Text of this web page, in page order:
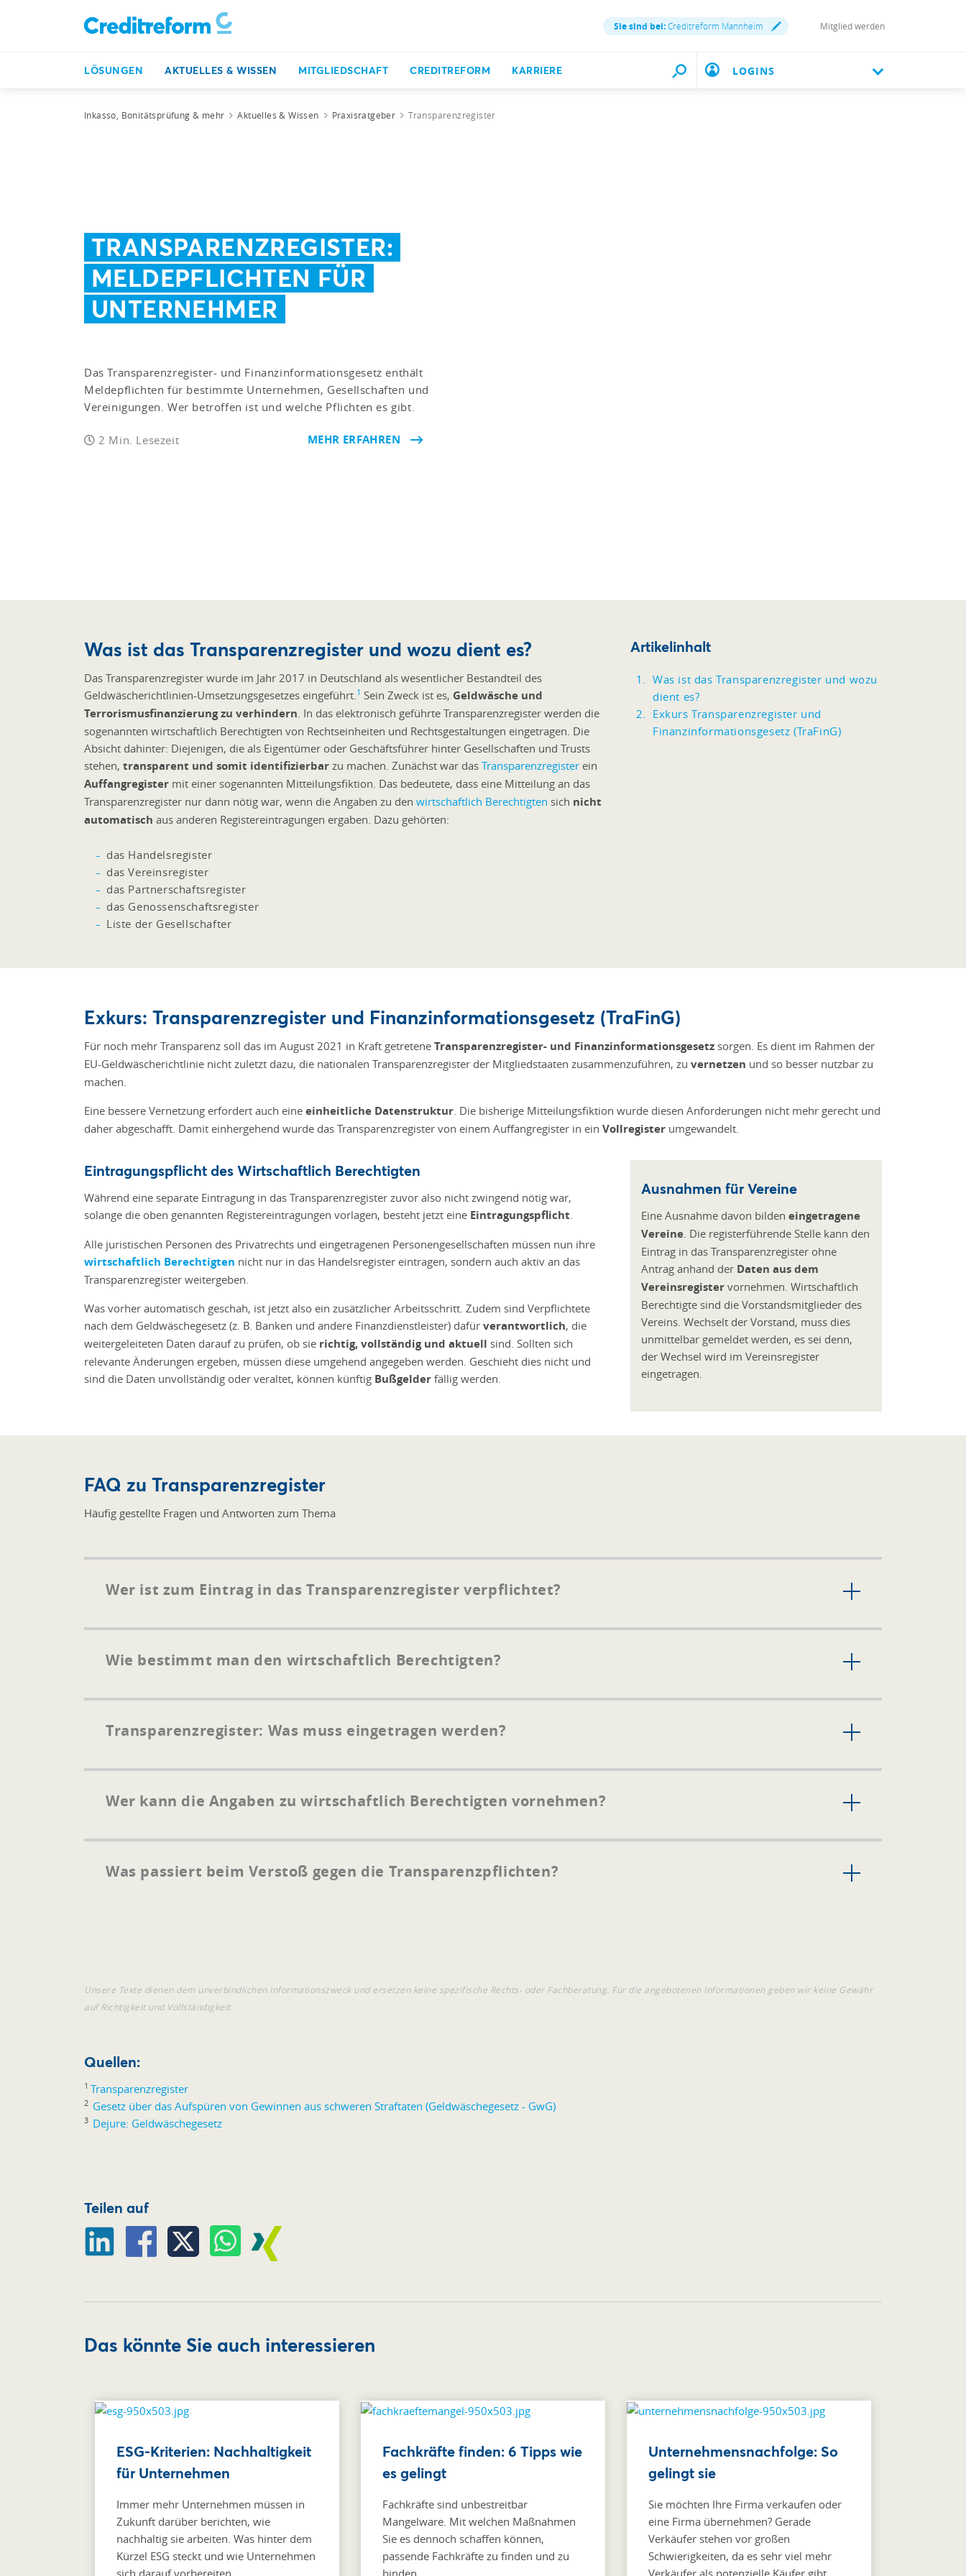
Sie sind bei:Creditreform Mannheim Mitglied werden
LÖSUNGEN AKTUELLES & WISSEN MITGLIEDSCHAFT CREDITREFORM KARRIERE LOGINS
Inkasso, Bonitätsprüfung & mehr Aktuelles & Wissen Praxisratgeber Transparenzregister
TRANSPARENZREGISTER:
MELDEPFLICHTEN FÜR
UNTERNEHMER
Das Transparenzregister- und Finanzinformationsgesetz enthält
Meldepflichten für bestimmte Unternehmen, Gesellschaften und
Vereinigungen. Wer betroffen ist und welche Pflichten es gibt.
2 Min. Lesezeit MEHR ERFAHREN
Was ist das Transparenzregister und wozu dient es?
Das Transparenzregister wurde im Jahr 2017 in Deutschland als wesentlicher Bestandteil des
Geldwäscherichtlinien-Umsetzungsgesetzes eingeführt.1 Sein Zweck ist es, Geldwäsche und
Terrorismusfinanzierung zu verhindern. In das elektronisch geführte Transparenzregister werden die
sogenannten wirtschaftlich Berechtigten von Rechtseinheiten und Rechtsgestaltungen eingetragen. Die
Absicht dahinter: Diejenigen, die als Eigentümer oder Geschäftsführer hinter Gesellschaften und Trusts
stehen, transparent und somit identifizierbar zu machen. Zunächst war das Transparenzregister ein
Auffangregister mit einer sogenannten Mitteilungsfiktion. Das bedeutete, dass eine Mitteilung an das
Transparenzregister nur dann nötig war, wenn die Angaben zu den wirtschaftlich Berechtigten sich nicht
automatisch aus anderen Registereintragungen ergaben. Dazu gehörten:
das Handelsregister
das Vereinsregister
das Partnerschaftsregister
das Genossenschaftsregister
Liste der Gesellschafter
Artikelinhalt
Was ist das Transparenzregister und wozu
dient es?
Exkurs Transparenzregister und
Finanzinformationsgesetz (TraFinG)
Exkurs: Transparenzregister und Finanzinformationsgesetz (TraFinG)
Für noch mehr Transparenz soll das im August 2021 in Kraft getretene Transparenzregister- und Finanzinformationsgesetz sorgen. Es dient im Rahmen der
EU-Geldwäscherichtlinie nicht zuletzt dazu, die nationalen Transparenzregister der Mitgliedstaaten zusammenzuführen, zu vernetzen und so besser nutzbar zu
machen.
Eine bessere Vernetzung erfordert auch eine einheitliche Datenstruktur. Die bisherige Mitteilungsfiktion wurde diesen Anforderungen nicht mehr gerecht und
daher abgeschafft. Damit einhergehend wurde das Transparenzregister von einem Auffangregister in ein Vollregister umgewandelt.
Eintragungspflicht des Wirtschaftlich Berechtigten
Während eine separate Eintragung in das Transparenzregister zuvor also nicht zwingend nötig war,
solange die oben genannten Registereintragungen vorlagen, besteht jetzt eine Eintragungspflicht.
Alle juristischen Personen des Privatrechts und eingetragenen Personengesellschaften müssen nun ihre
wirtschaftlich Berechtigten nicht nur in das Handelsregister eintragen, sondern auch aktiv an das
Transparenzregister weitergeben.
Was vorher automatisch geschah, ist jetzt also ein zusätzlicher Arbeitsschritt. Zudem sind Verpflichtete
nach dem Geldwäschegesetz (z. B. Banken und andere Finanzdienstleister) dafür verantwortlich, die
weitergeleiteten Daten darauf zu prüfen, ob sie richtig, vollständig und aktuell sind. Sollten sich
relevante Änderungen ergeben, müssen diese umgehend angegeben werden. Geschieht dies nicht und
sind die Daten unvollständig oder veraltet, können künftig Bußgelder fällig werden.
Ausnahmen für Vereine
Eine Ausnahme davon bilden eingetragene
Vereine. Die registerführende Stelle kann den
Eintrag in das Transparenzregister ohne
Antrag anhand der Daten aus dem
Vereinsregister vornehmen. Wirtschaftlich
Berechtigte sind die Vorstandsmitglieder des
Vereins. Wechselt der Vorstand, muss dies
unmittelbar gemeldet werden, es sei denn,
der Wechsel wird im Vereinsregister
eingetragen.
FAQ zu Transparenzregister
Häufig gestellte Fragen und Antworten zum Thema
Wer ist zum Eintrag in das Transparenzregister verpflichtet?
Wie bestimmt man den wirtschaftlich Berechtigten?
Transparenzregister: Was muss eingetragen werden?
Wer kann die Angaben zu wirtschaftlich Berechtigten vornehmen?
Was passiert beim Verstoß gegen die Transparenzpflichten?
Unsere Texte dienen dem unverbindlichen Informationszweck und ersetzen keine spezifische Rechts- oder Fachberatung. Für die angebotenen Informationen geben wir keine Gewähr
auf Richtigkeit und Vollständigkeit.
Quellen:
1 Transparenzregister
2 Gesetz über das Aufspüren von Gewinnen aus schweren Straftaten (Geldwäschegesetz - GwG)
3 Dejure: Geldwäschegesetz
Teilen auf
Das könnte Sie auch interessieren
ESG-Kriterien: Nachhaltigkeit
für Unternehmen
Immer mehr Unternehmen müssen in
Zukunft darüber berichten, wie
nachhaltig sie arbeiten. Was hinter dem
Kürzel ESG steckt und wie Unternehmen
Fachkräfte finden: 6 Tipps wie
es gelingt
Fachkräfte sind unbestreitbar
Mangelware. Mit welchen Maßnahmen
Sie es dennoch schaffen können,
passende Fachkräfte zu finden und zu
Unternehmensnachfolge: So
gelingt sie
Sie möchten Ihre Firma verkaufen oder
eine Firma übernehmen? Gerade
Verkäufer stehen vor großen
Schwierigkeiten, da es sehr viel mehr